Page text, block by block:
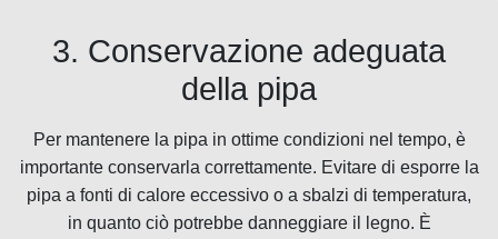
3. Conservazione adeguata
della pipa
Per mantenere la pipa in ottime condizioni nel tempo, è
importante conservarla correttamente. Evitare di esporre la
pipa a fonti di calore eccessivo o a sbalzi di temperatura,
in quanto ciò potrebbe danneggiare il legno. È